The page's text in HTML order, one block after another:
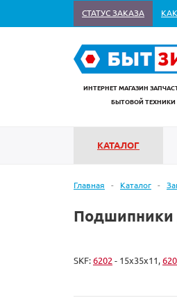
СТАТУС ЗАКАЗА
ИНТЕРНЕТ МАГАЗИН
БЫТОВОЙ ТЕХНИКИ
КАТАЛОГ
Главная - Каталог -
Подшипники
SKF:6202 - 15x35x11,